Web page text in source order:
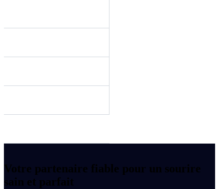
Votre partenaire fiable pour un sourire
sain et parfait